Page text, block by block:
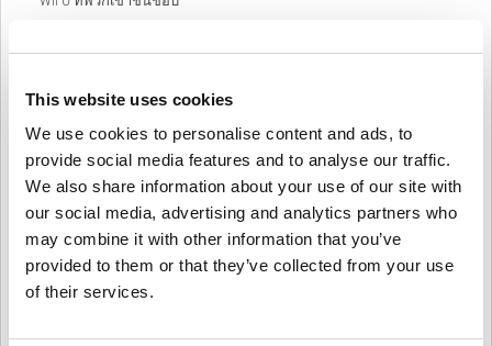
This website uses cookies
We use cookies to personalise content and ads, to
provide social media features and to analyse our traffic.
We also share information about your use of our site with
our social media, advertising and analytics partners who
may combine it with other information that you’ve
provided to them or that they’ve collected from your use
of their services.
ล่าสุดและส่วนเสริมได้ทันทีที่วางจำหน่าย นอกจากนี้ยังสามารถใช้
ว่าพวกเขาจะชอบ Mario Kart, Zelda, Splatoon หรือแฟรนไชส์อื่นๆ
นี่คือบางส่วนของ Nintendo eShop Cards ที่คุณสามารถซื้อได้:
บัตร Nintendo eShop 15 ยูโร
บัตร Nintendo eShop 25 ยูโร
บัตร Nintendo eShop 75 ยูโร
โปรดทราบว่า Nintendo eShop จะแสดงราคาในสกุลเงินที่สอดคล้อง
กับการตั้งค่าประเทศ/ภูมิภาคของคุณ อย่ารอช้า ไปที่ Livecards.net
สำหรับมัน!